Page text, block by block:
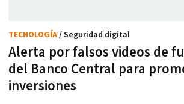
Alerta por falsos videos de
del Banco Central para
inversiones
TECNOLOGÍA/ Seguridad digital